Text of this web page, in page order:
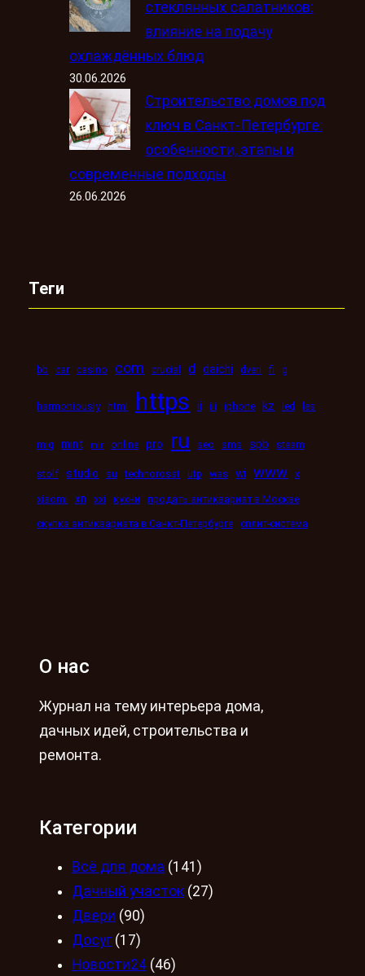
стеклянных салатников:
влияние на подачу
охлаждённых блюд
30.06.2026
Строительство домов под
ключ в Санкт-Петербурге:
особенности, этапы и
современные подходы
26.06.2026
Теги
bb car casino com crucial d daichi dveri fi g
harmoniously html https ii iii iphone kz led les
mig mint mir online pro ru seo sms spb steam
stolf studio su technorosst utp was wi www x
xiaomi xn xxi кухни
продать антиквариат в Москве
скупка антиквариата в Санкт-Петербурге сплит-система
О нас
Журнал на тему интерьера дома,
дачных идей, строительства и
ремонта.
Категории
Всё для дома (141)
Дачный участок (27)
Двери (90)
Досуг (17)
Новости24 (46)